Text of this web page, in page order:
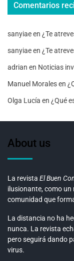
Comentarios
sanyiaeen ¿Te
sanyiaeen ¿Te
adrian en Noticias
Manuel Moralesen
Olga Lucía en ¿Qué
About us
La revista El Buen
ilusionante, como un
comunidad que
La distancia no ha
nunca. La revista
pero seguirá dando
virus.